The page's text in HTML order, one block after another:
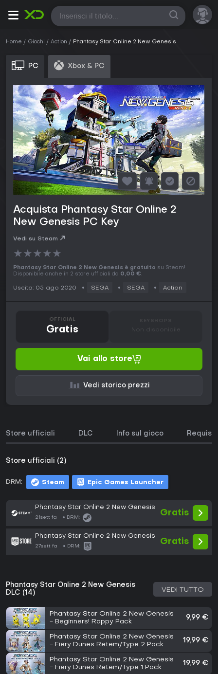
Tutte
Home Giochi Action Phantasy Star Online 2 New Genesis
PC Xbox & PC
Acquista Phantasy Star Online 2
New Genesis PC Key
Vedi su Steam
★★★★★
Phantasy Star Online 2 New Genesis è gratuito su Steam!
Disponibile anche in 2 store ufficiali da 0,00 €.
Uscita: 05 ago 2020 SEGA SEGA Action
OFFICIAL
Gratis Non disponibile
Vai allo store
Vedi storico prezzi
Store ufficiali DLC Info sul gioco
Store ufficiali (2)
DRM: Steam Epic Games Launcher
Phantasy Star Online 2 New Genesis
21sett fa DRM:
Gratis
Phantasy Star Online 2 New Genesis
27sett fa DRM:
Gratis
Phantasy Star Online 2 New Genesis
DLC (14)
VEDI TUTTO
Phantasy Star Online 2 New Genesis
- Beginners! Rappy Pack
9,99 €
Phantasy Star Online 2 New Genesis
- Fiery Dunes Retem/Type 2 Pack
19,99 €
Phantasy Star Online 2 New Genesis
- Fiery Dunes Retem/Type 1 Pack
19,99 €